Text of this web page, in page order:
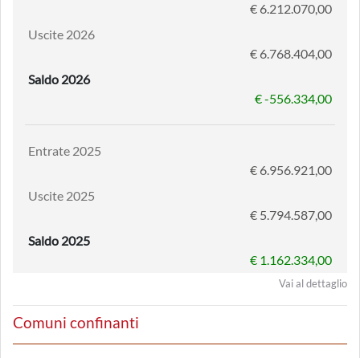
€ 6.212.070,00
Uscite 2026
€ 6.768.404,00
Saldo 2026
€ -556.334,00
Entrate 2025
€ 6.956.921,00
Uscite 2025
€ 5.794.587,00
Saldo 2025
€ 1.162.334,00
Vai al dettaglio
Comuni confinanti